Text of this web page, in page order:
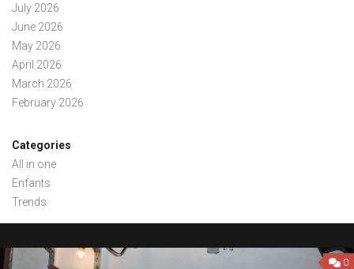
July 2026
June 2026
May 2026
April 2026
March 2026
February 2026
Categories
All in one
Enfants
Trends
0